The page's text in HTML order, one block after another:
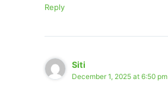
Reply
Siti
December 1, 2025 at 6:50 pm